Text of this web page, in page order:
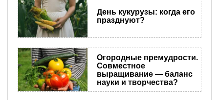
День кукурузы: когда его
празднуют?
Огородные премудрости.
Совместное
выращивание — баланс
науки и творчества?